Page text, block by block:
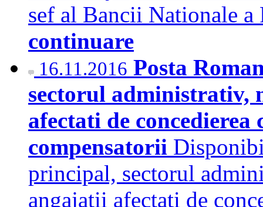
sef al Bancii Nationale
continuare
16.11.2016 Posta
sectorul administrativ,
afectati de
compensatorii
principal, sectorul
angajatii afectati de